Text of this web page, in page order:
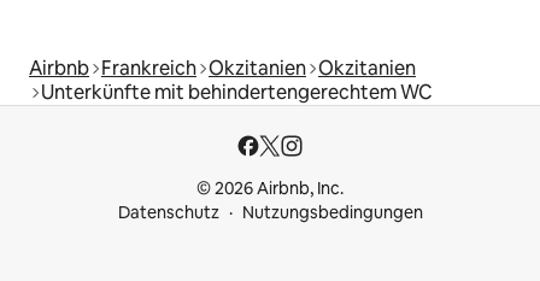
Airbnb Frankreich Okzitanien Okzitanien
Unterkünfte mit behindertengerechtem WC
© 2026 Airbnb, Inc.
Datenschutz
Nutzungsbedingungen